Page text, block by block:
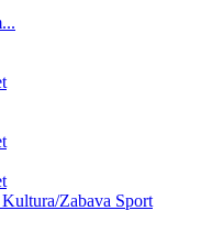
Kultura/Zabava Sport